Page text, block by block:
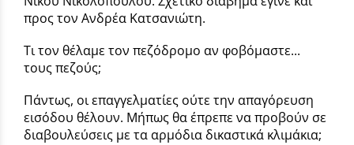
προς τον Ανδρέα Κατσανιώτη.
Τι τον θέλαμε τον πεζόδρομο αν φοβόμαστε...
τους πεζούς;
Πάντως, οι επαγγελματίες ούτε την απαγόρευση
εισόδου θέλουν. Μήπως θα έπρεπε να προβούν σε
διαβουλεύσεις με τα αρμόδια δικαστικά κλιμάκια;